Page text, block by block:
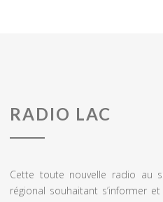
RADIO LAC
Cette toute nouvelle radio au
régional souhaitant s’informer